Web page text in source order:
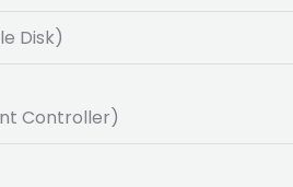
Disk)
Controller)